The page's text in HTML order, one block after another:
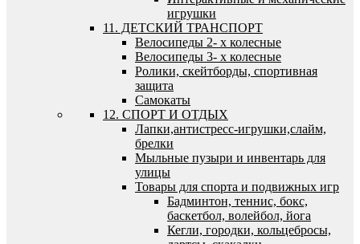
игрушки
11. ДЕТСКИЙ ТРАНСПОРТ
Велосипеды 2- х колесные
Велосипеды 3- х колесные
Ролики, скейтборды, спортивная
защита
Самокаты
12. СПОРТ И ОТДЫХ
Лапки,антистресс-игрушки,слайм,
брелки
Мыльные пузыри и инвентарь для
улицы
Товары для спорта и подвижных игр
Бадминтон, теннис, бокс,
баскетбол, волейбол, йога
Кегли, городки, кольцебросы,